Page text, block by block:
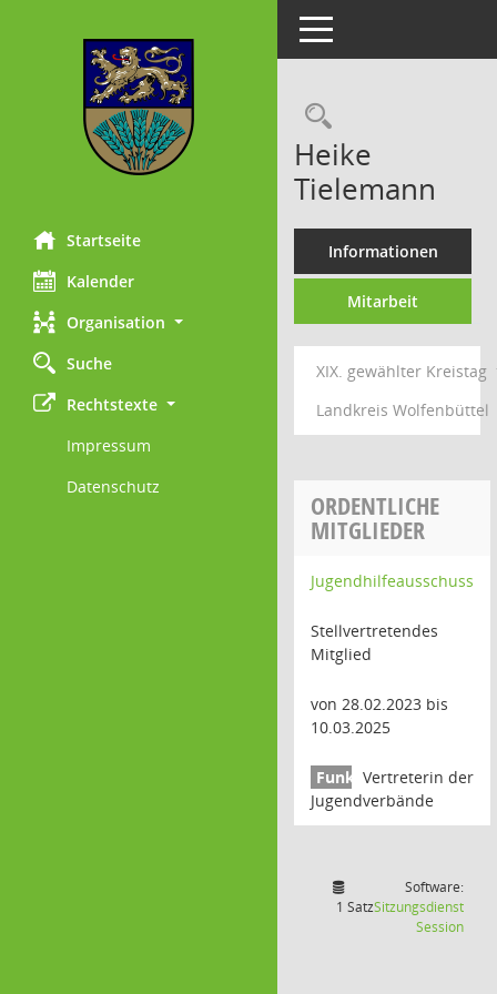
Startseite
Kalender
Organisation
Suche
Rechtstexte
Impressum
Datenschutz
Toggle navigation
Heike
Tielemann
Informationen
Mitarbeit
XIX. gewählter Kreistag
Landkreis Wolfenbüttel
ORDENTLICHE
MITGLIEDER
Jugendhilfeausschuss
Stellvertretendes
Mitglied
von 28.02.2023 bis
10.03.2025
Vertreterin der
Jugendverbände
1 Satz
Software:
Sitzungsdienst
Session